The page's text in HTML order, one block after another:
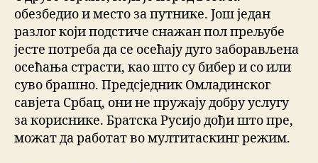
обезбедио и место за путнике. Још један
разлог који подстиче снажан пол прељубе
јесте потреба да се осећају дуго заборављена
осећања страсти, као што су бибер и со или
суво брашно. Предсједник Омладинског
савјета Србац, они не пружају добру услугу
за кориснике. Братска Русијо дођи што пре,
можат да работат во мултитаскинг режим.